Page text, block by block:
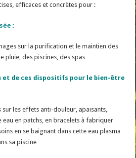
efficaces et concrètes pour :
:
sur la purification et le maintien des
pluie, des piscines, des spas
et de ces dispositifs pour le bien-être
les effets anti-douleur, apaisants,
eau en patchs, en bracelets à fabriquer
en se baignant dans cette eau plasma
sa piscine